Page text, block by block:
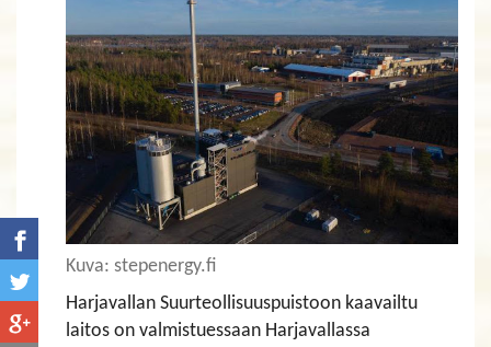
Kuva: stepenergy.fi
Harjavallan Suurteollisuuspuistoon kaavailtu
laitos on valmistuessaan Harjavallassa